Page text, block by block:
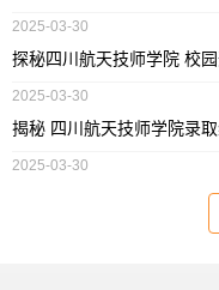
2025-03-30
探秘四川航天技师学院 校
2025-03-30
揭秘 四川航天技师学院录
2025-03-30